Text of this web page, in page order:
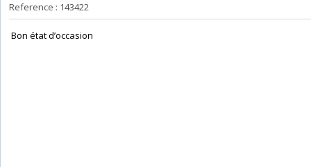
Reference : 143422
‎ Bon état d’occasion ‎